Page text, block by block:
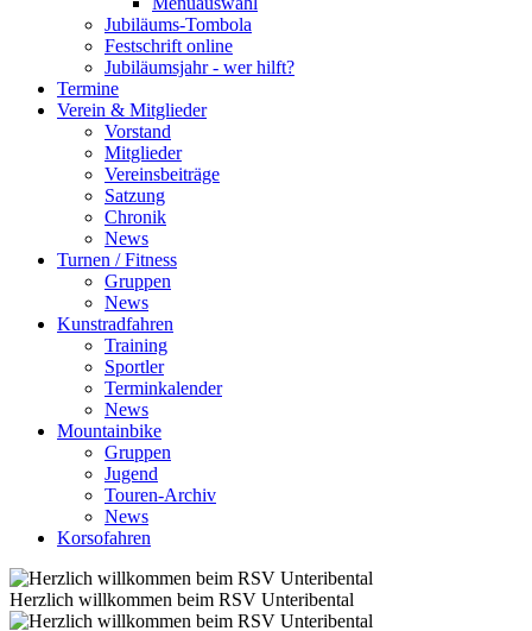
Jubiläums-Tombola
Festschrift online
Jubiläumsjahr - wer hilft?
Termine
Verein & Mitglieder
Vorstand
Mitglieder
Vereinsbeiträge
Satzung
Chronik
News
Turnen / Fitness
Gruppen
News
Kunstradfahren
Training
Sportler
Terminkalender
News
Mountainbike
Gruppen
Jugend
Touren-Archiv
News
Korsofahren
Herzlich willkommen beim RSV Unteribental